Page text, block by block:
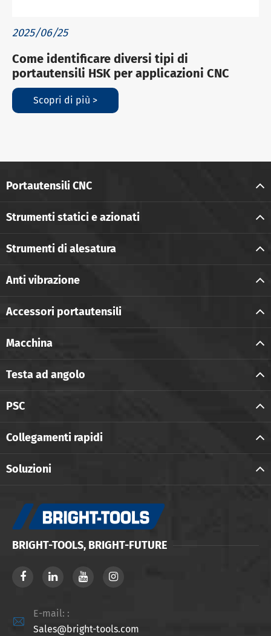
2025/06/25
Come identificare diversi tipi di
portautensili HSK per applicazioni CNC
Scopri di più >
Portautensili CNC
Strumenti statici e azionati
Strumenti di alesatura
Anti vibrazione
Accessori portautensili
Macchina
Testa ad angolo
PSC
Collegamenti rapidi
Soluzioni
BRIGHT-TOOLS, BRIGHT-FUTURE

E-mail: :
Sales@bright-tools.com